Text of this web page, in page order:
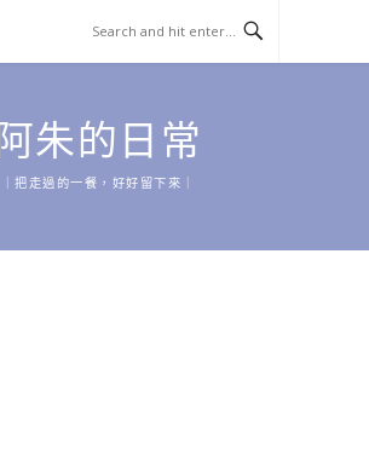
阿朱的日常
｜把走過的一餐，好好留下來｜